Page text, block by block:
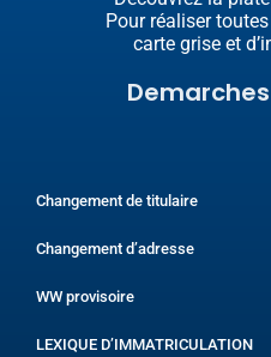
Pour réaliser
carte grise et
Changement de titulaire
Changement d’adresse
WW provisoire
LEXIQUE D’IMMATRICULATION